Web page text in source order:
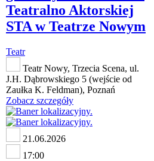
Teatralno Aktorskiej
STA w Teatrze Nowym
Teatr
Teatr Nowy, Trzecia Scena, ul.
J.H. Dąbrowskiego 5 (wejście od
Zaułka K. Feldman), Poznań
Zobacz szczegóły
21.06.2026
17:00